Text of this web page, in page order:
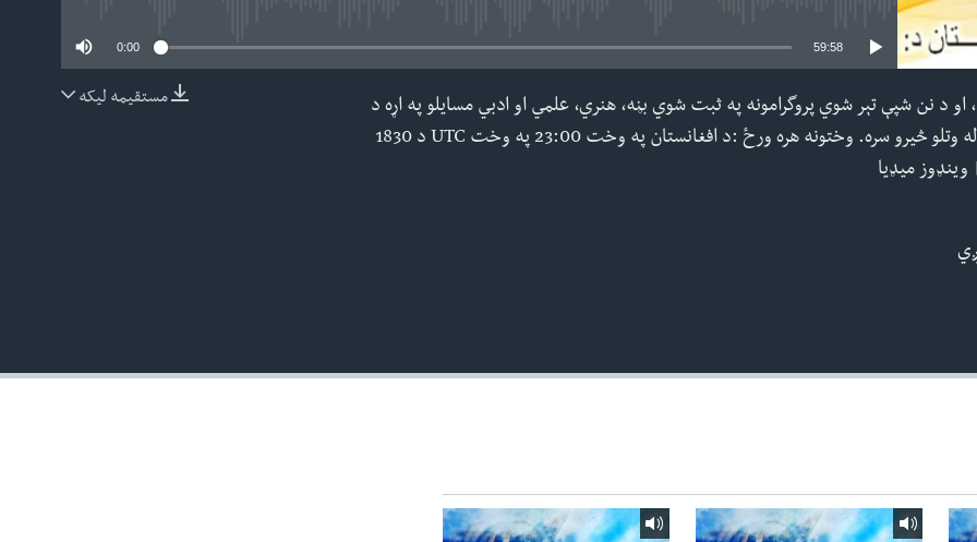
EMBED
0:00 59:58
مستقیمه لیکه
او د نن شپې تېر شوي پروگرامونه په ثبت شوي بڼه، هنري، علمي او ادبي مسایلو په اړه د
شعر، ادب او بیلا بیلو هنرونو له وتلو څیرو سره. وختونه هره ورځ :د افغانستان په وخت 23:00 په وخت UTC د 1830